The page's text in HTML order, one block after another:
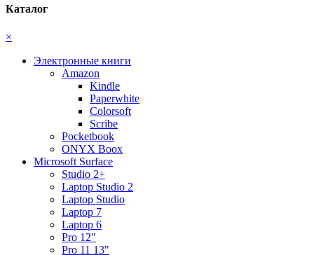
Каталог
×
Электронные книги
Amazon
Kindle
Paperwhite
Colorsoft
Scribe
Pocketbook
ONYX Boox
Microsoft Surface
Studio 2+
Laptop Studio 2
Laptop Studio
Laptop 7
Laptop 6
Pro 12"
Pro 11 13"